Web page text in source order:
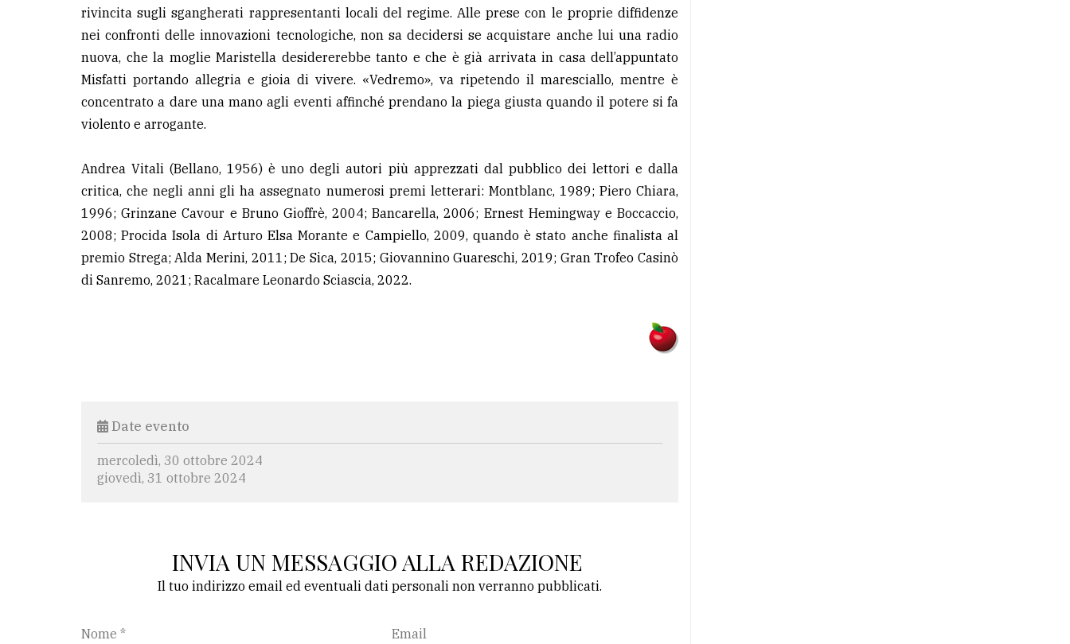
rivincita sugli sgangherati rappresentanti locali del regime. Alle prese con le proprie diffidenze
nei confronti delle innovazioni tecnologiche, non sa decidersi se acquistare anche lui una radio
nuova, che la moglie Maristella desidererebbe tanto e che è già arrivata in casa dell’appuntato
Misfatti portando allegria e gioia di vivere. «Vedremo», va ripetendo il maresciallo, mentre è
concentrato a dare una mano agli eventi affinché prendano la piega giusta quando il potere si fa
violento e arrogante.
Andrea Vitali (Bellano, 1956) è uno degli autori più apprezzati dal pubblico dei lettori e dalla
critica, che negli anni gli ha assegnato numerosi premi letterari: Montblanc, 1989; Piero Chiara,
1996; Grinzane Cavour e Bruno Gioffrè, 2004; Bancarella, 2006; Ernest Hemingway e Boccaccio,
2008; Procida Isola di Arturo Elsa Morante e Campiello, 2009, quando è stato anche finalista al
premio Strega; Alda Merini, 2011; De Sica, 2015; Giovannino Guareschi, 2019; Gran Trofeo Casinò
di Sanremo, 2021; Racalmare Leonardo Sciascia, 2022.
Date evento
mercoledì, 30 ottobre 2024
giovedì, 31 ottobre 2024
INVIA UN MESSAGGIO ALLA REDAZIONE
Il tuo indirizzo email ed eventuali dati personali non verranno pubblicati.
Nome * Email